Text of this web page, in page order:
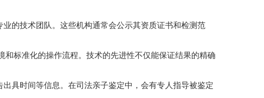
的技术团队。这些机构通常会公示其资质证书和检测范
标准化的操作流程。技术的先进性不仅能保证结果的精确
具时间等信息。在司法亲子鉴定中，会有专人指导被鉴定